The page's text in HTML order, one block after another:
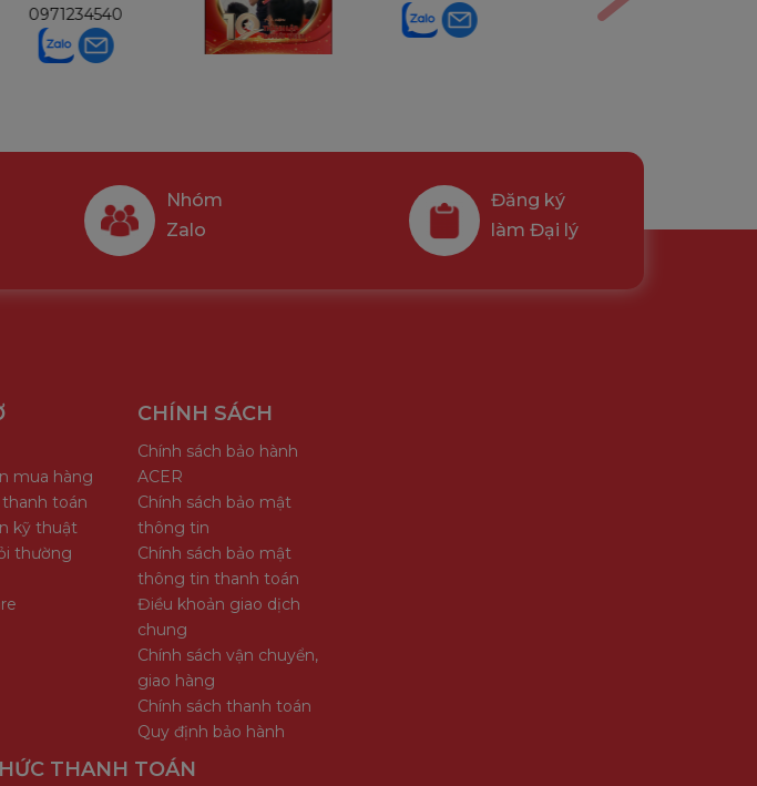
0971234540
Nhóm
Zalo
Đăng ký
làm Đại lý
mua hàng
toán
kỹ thuật
thường
CHÍNH SÁCH
Chính sách bảo hành
ACER
Chính sách bảo mật
thông tin
Chính sách bảo mật
thông tin thanh toán
Điều khoản giao dịch
chung
Chính sách vận chuyển,
giao hàng
Chính sách thanh toán
Quy định bảo hành
THANH TOÁN